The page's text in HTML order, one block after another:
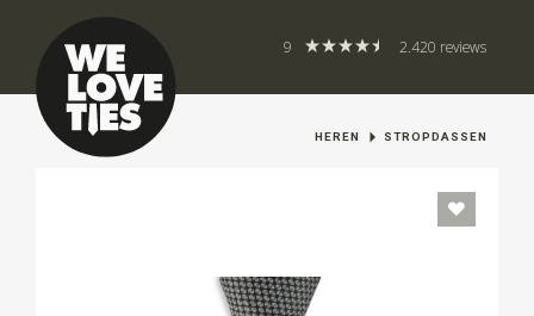
9 2.420 reviews
HEREN STROPDASSEN